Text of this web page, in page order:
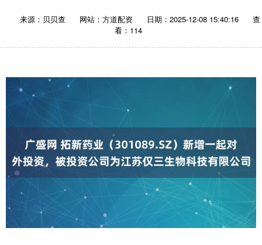
来源：贝贝查 网站：方道配资 日期：2025-12-08 15:40:16
查
看：114